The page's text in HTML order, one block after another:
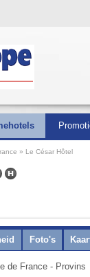
Le César Hôtel
Foto's
de France - Provins